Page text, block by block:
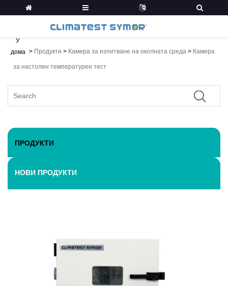
У
дома > Продукти > Камера за изпитване на околната среда > Камера
за настолен температурен тест
ПРОДУКТИ
НОВИ ПРОДУКТИ